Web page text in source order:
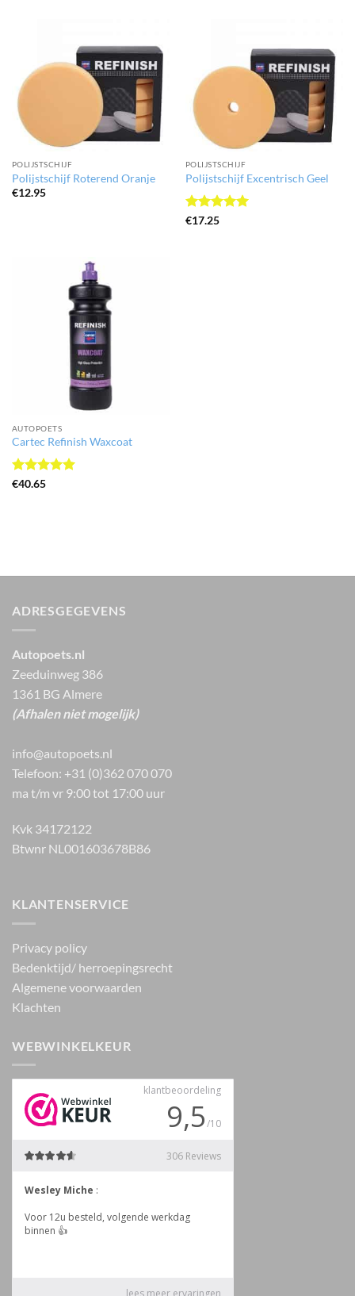
POLIJSTSCHIJF
Polijstschijf Roterend Oranje
€12.95
POLIJSTSCHIJF
Polijstschijf Excentrisch Geel
Gewaardeerd
€17.25
AUTOPOETS
Cartec Refinish Waxcoat
Gewaardeerd
€40.65
ADRESGEGEVENS
Autopoets.nl
Zeeduinweg 386
1361 BG Almere
(Afhalen niet mogelijk)
info@autopoets.nl
Telefoon: +31 (0)362 070 070
ma t/m vr 9:00 tot 17:00 uur
Kvk 34172122
Btwnr NL001603678B86
KLANTENSERVICE
Privacy policy
Bedenktijd/ herroepingsrecht
Algemene voorwaarden
Klachten
WEBWINKELKEUR